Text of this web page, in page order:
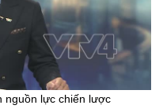
nguồn lực chiến lược